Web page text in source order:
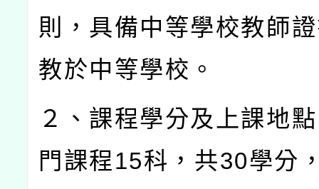
則，具備中等學校教師
教於中等學校。
２、課程學分及上課地
門課程15科，共30學分